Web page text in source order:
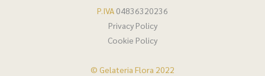
P.IVA 04836320236
Privacy Policy
Cookie Policy
© Gelateria Flora 2022